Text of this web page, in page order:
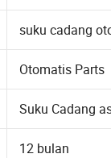
suku cadang
Otomatis Parts
Suku Cadang
12 bulan